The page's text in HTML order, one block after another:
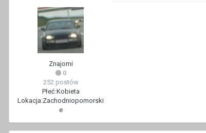
Znajomi
0
252 postów
Płeć:Kobieta
Lokacja:Zachodniopomorski
e